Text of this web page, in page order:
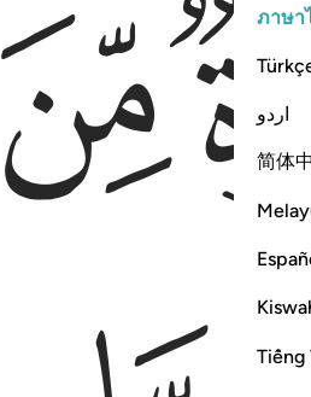
ภาษา
اردو
简体
Tiếng
ﳜ